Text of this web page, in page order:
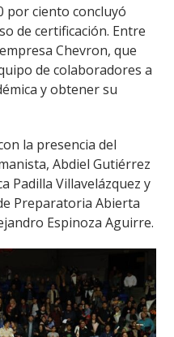
por ciento concluyó
de certificación. Entre
Chevron, que
de colaboradores a
y obtener su
la presencia del
Abdiel Gutiérrez
Padilla Villavelázquez y
Preparatoria Abierta
Espinoza Aguirre.